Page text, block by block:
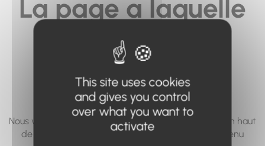
La page a laquelle
vous cherchez à
accéder n'existe
pas... ou plus.
Nous vous invitons à utiliser le moteur de recherche en haut
de page, ou à utiliser le menu pour trouver le contenu
This site uses cookies
and gives you control
over what you want to
activate